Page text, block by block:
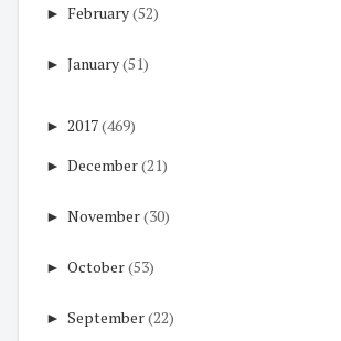
► February(52)
► January(51)
► 2017(469)
► December(21)
► November(30)
► October(53)
► September(22)